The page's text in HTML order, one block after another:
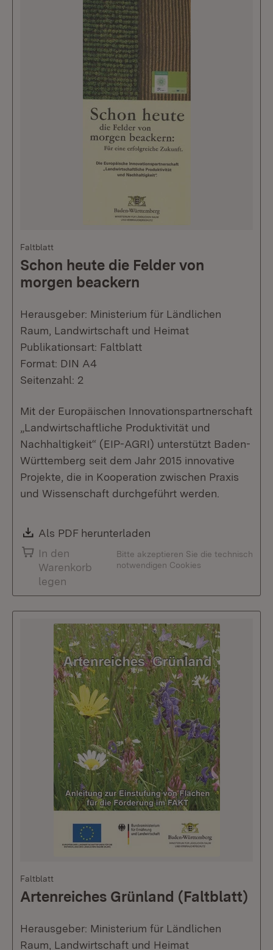
Faltblatt
Schon heute die Felder von
morgen beackern
Herausgeber: Ministerium für Ländlichen
Raum, Landwirtschaft und Heimat
Publikationsart: Faltblatt
Format: DIN A4
Seitenzahl: 2
Mit der Europäischen Innovationspartnerschaft
„Landwirtschaftliche Produktivität und
Nachhaltigkeit“ (EIP-AGRI) unterstützt Baden-
Württemberg seit dem Jahr 2015 innovative
Projekte, die in Kooperation zwischen Praxis
und Wissenschaft durchgeführt werden.
Download:
Als PDF herunterladen
In den
Warenkorb
legen
Bitte akzeptieren Sie die technisch
notwendigen Cookies
Faltblatt
Artenreiches Grünland (Faltblatt)
Herausgeber: Ministerium für Ländlichen
Raum, Landwirtschaft und Heimat